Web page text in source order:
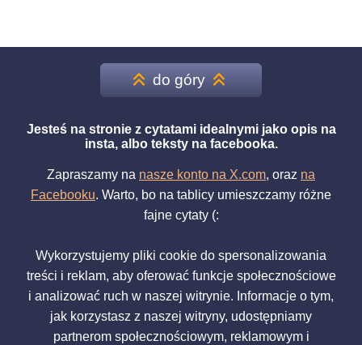
do góry
Jesteś na stronie z cytatami idealnymi jako opis na
insta, albo teksty na facebooka.
Zapraszamy na nasze konto na X.com, oraz na
Facebooku. Warto, bo na tablicy umieszczamy różne
fajne cytaty (:
Wykorzystujemy pliki cookie do spersonalizowania
treści i reklam, aby oferować funkcje społecznościowe
i analizować ruch w naszej witrynie. Informacje o tym,
jak korzystasz z naszej witryny, udostępniamy
partnerom społecznościowym, reklamowym i